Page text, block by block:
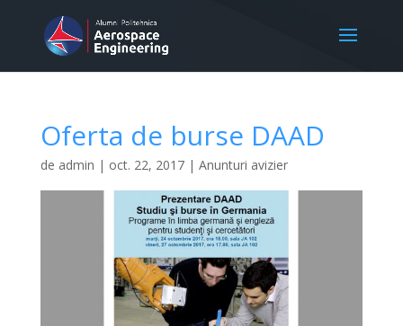
Oferta de burse DAAD
de admin | oct. 22, 2017| Anunturi avizier